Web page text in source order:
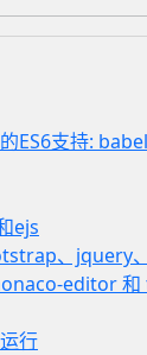
ES6支持: babel
ejs
、jquery
editor
行